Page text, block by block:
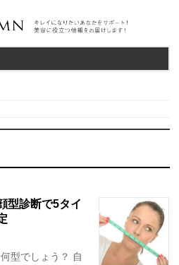
型診断で5タイ
型でしょう？ 自